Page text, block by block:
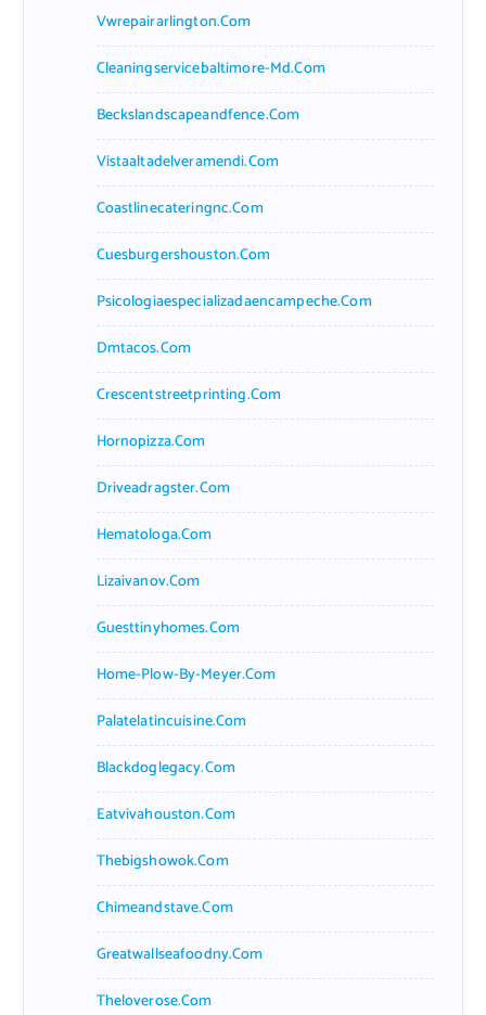
Vwrepairarlington.com
Cleaningservicebaltimore-Md.com
Beckslandscapeandfence.com
Vistaaltadelveramendi.com
Coastlinecateringnc.com
Cuesburgershouston.com
Psicologiaespecializadaencampeche.com
Dmtacos.com
Crescentstreetprinting.com
Hornopizza.com
Driveadragster.com
Hematologa.com
Lizaivanov.com
Guesttinyhomes.com
Home-Plow-By-Meyer.com
Palatelatincuisine.com
Blackdoglegacy.com
Eatvivahouston.com
Thebigshowok.com
Chimeandstave.com
Greatwallseafoodny.com
Theloverose.com